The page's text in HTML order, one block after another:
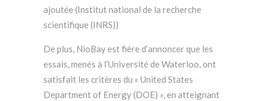
ajoutée (Institut national de la recherche
scientifique (INRS))
De plus, NioBay est fière d’annoncer que les
essais, menés à l’Université de Waterloo, ont
satisfait les critères du « United States
Department of Energy (DOE) », en atteignant